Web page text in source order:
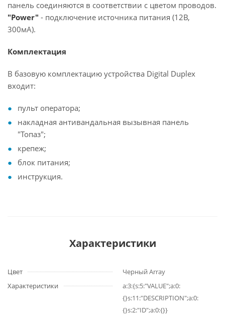
панель соединяются в соответствии с цветом проводов.
"Power" - подключение источника питания (12В,
300мА).
Комплектация
В базовую комплектацию устройства Digital Duplex
входит:
пульт оператора;
накладная антивандальная вызывная панель
"Топаз";
крепеж;
блок питания;
инструкция.
Характеристики
Цвет
Черный Array
Характеристики
a:3:{s:5:"VALUE";a:0:
{}s:11:"DESCRIPTION";a:0:
{}s:2:"ID";a:0:{}}